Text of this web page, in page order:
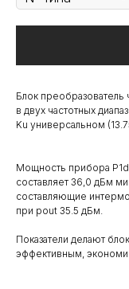
Блок
в двух частотных
Ku универсальном
Мощность прибора
составляет 36,0 дБм
составляющие
при рout 35.5 дБм.
Показатели делают
эффективным,